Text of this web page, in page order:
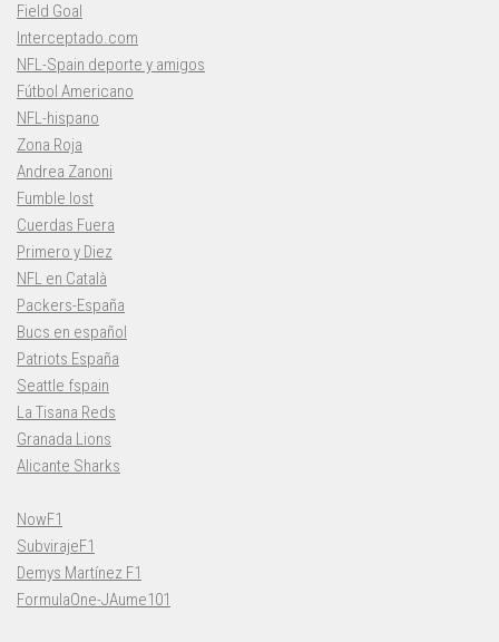
Field Goal
Interceptado.com
NFL-Spain deporte y amigos
Fútbol Americano
NFL-hispano
Zona Roja
Andrea Zanoni
Fumble lost
Cuerdas Fuera
Primero y Diez
NFL en Català
Packers-España
Bucs en español
Patriots España
Seattle fspain
La Tisana Reds
Granada Lions
Alicante Sharks
NowF1
SubvirajeF1
Demys Martínez F1
FormulaOne-JAume101